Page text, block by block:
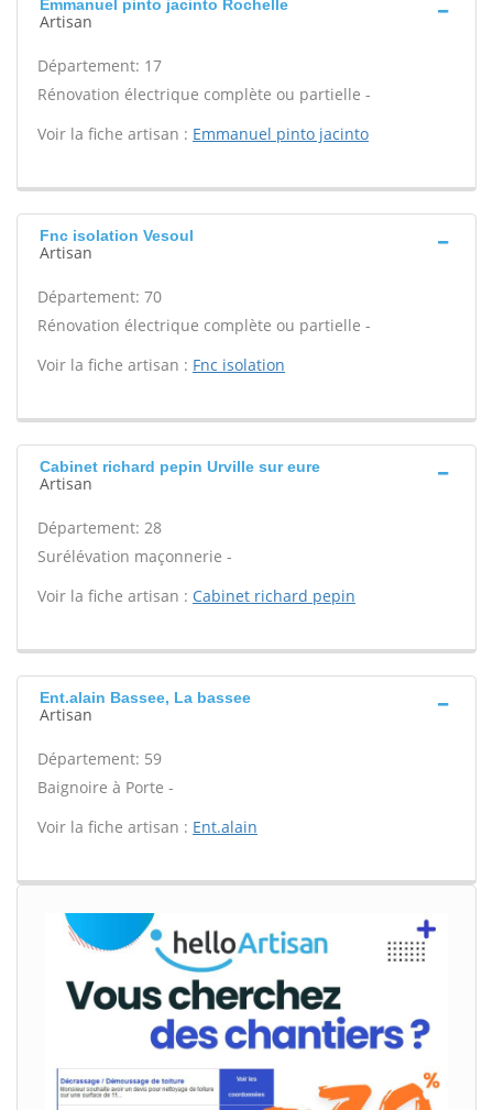
Emmanuel pinto jacinto Rochelle
Artisan
Département: 17
Rénovation électrique complète ou partielle -
Voir la fiche artisan : Emmanuel pinto jacinto
Fnc isolation Vesoul
Artisan
Département: 70
Rénovation électrique complète ou partielle -
Voir la fiche artisan : Fnc isolation
Cabinet richard pepin Urville sur eure
Artisan
Département: 28
Surélévation maçonnerie -
Voir la fiche artisan : Cabinet richard pepin
Ent.alain Bassee, La bassee
Artisan
Département: 59
Baignoire à Porte -
Voir la fiche artisan : Ent.alain